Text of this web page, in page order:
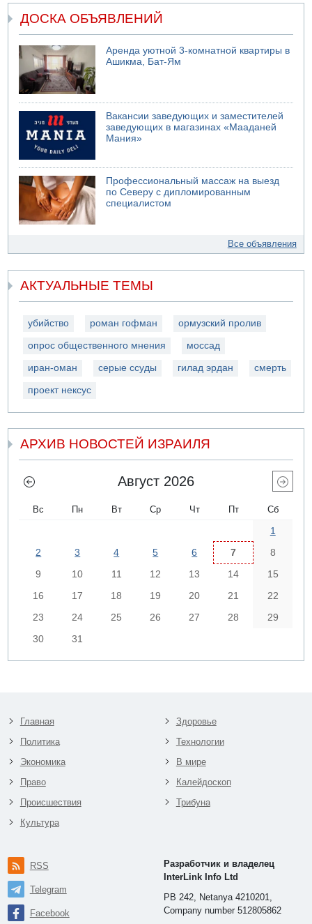
ДОСКА ОБЪЯВЛЕНИЙ
Аренда уютной 3-комнатной квартиры в
Ашикма, Бат-Ям
Вакансии заведующих и заместителей
заведующих в магазинах «Мааданей
Мания»
Профессиональный массаж на выезд
по Северу с дипломированным
специалистом
Все объявления
АКТУАЛЬНЫЕ ТЕМЫ
убийство роман гофман ормузский пролив
опрос общественного мнения моссад
иран-оман серые ссуды гилад эрдан смерть
проект нексус
АРХИВ НОВОСТЕЙ ИЗРАИЛЯ
Август 2026
Вс Пн Вт Ср Чт Пт Сб
1
2
3 4 5 6 7
8
9
10 11 12 13 14
15
16
17 18 19 20 21
22
23
24 25 26 27 28
29
30
31
Главная
Политика
Экономика
Право
Происшествия
Культура
Здоровье
Технологии
В мире
Калейдоскоп
Трибуна
RSS
Telegram
Facebook
Разработчик и владелец
InterLink Info Ltd
PB 242, Netanya 4210201,
Company number 512805862